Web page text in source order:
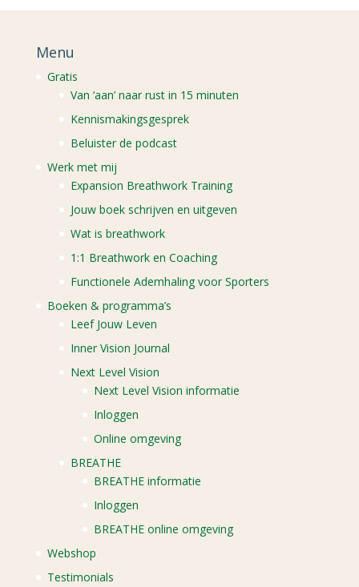
Menu
Gratis
Van ‘aan’ naar rust in 15 minuten
Kennismakingsgesprek
Beluister de podcast
Werk met mij
Expansion Breathwork Training
Jouw boek schrijven en uitgeven
Wat is breathwork
1:1 Breathwork en Coaching
Functionele Ademhaling voor Sporters
Boeken & programma’s
Leef Jouw Leven
Inner Vision Journal
Next Level Vision
Next Level Vision informatie
Inloggen
Online omgeving
BREATHE
BREATHE informatie
Inloggen
BREATHE online omgeving
Webshop
Testimonials